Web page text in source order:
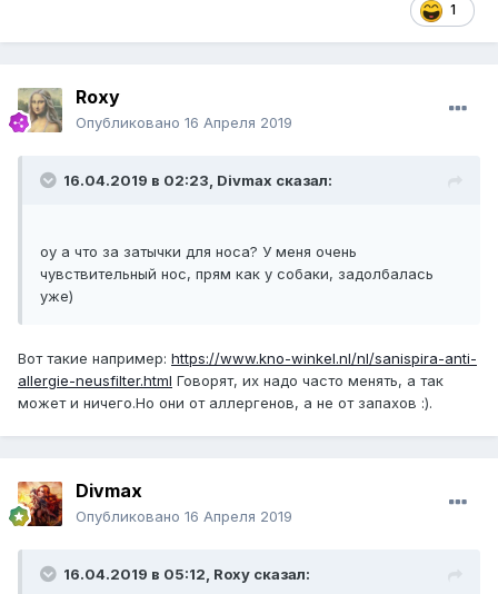
1
Roxy
Опубликовано 16 Апреля 2019
16.04.2019 в 02:23, Divmax сказал:
оу а что за затычки для носа? У меня очень
чувствительный нос, прям как у собаки, задолбалась
уже)
Вот такие например: https://www.kno-winkel.nl/nl/sanispira-anti-
allergie-neusfilter.html Говорят, их надо часто менять, а так
может и ничего.Но они от аллергенов, а не от запахов :).
Divmax
Опубликовано 16 Апреля 2019
16.04.2019 в 05:12, Roxy сказал: